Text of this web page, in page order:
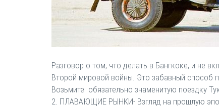
Разговор о том, что делать в Бангкоке, и не
Второй мировой войны. Это забавный способ
Возьмите обязательно знаменитую поездку
2. ПЛАВАЮЩИЕ РЫНКИ- Взгляд на прошлую